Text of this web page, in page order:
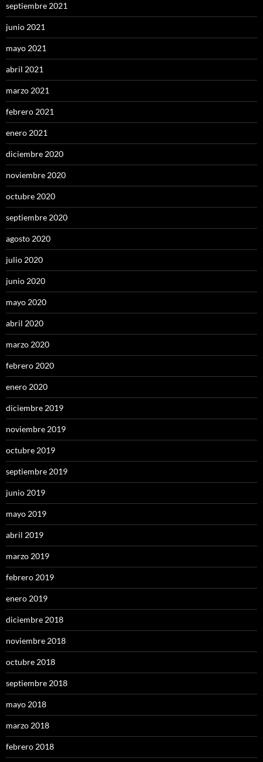
septiembre 2021
junio 2021
mayo 2021
abril 2021
marzo 2021
febrero 2021
enero 2021
diciembre 2020
noviembre 2020
octubre 2020
septiembre 2020
agosto 2020
julio 2020
junio 2020
mayo 2020
abril 2020
marzo 2020
febrero 2020
enero 2020
diciembre 2019
noviembre 2019
octubre 2019
septiembre 2019
junio 2019
mayo 2019
abril 2019
marzo 2019
febrero 2019
enero 2019
diciembre 2018
noviembre 2018
octubre 2018
septiembre 2018
mayo 2018
marzo 2018
febrero 2018